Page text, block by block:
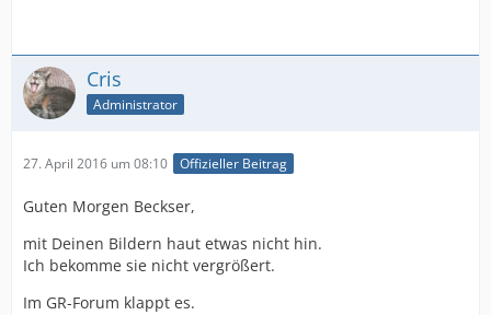
Cris
Administrator
27. April 2016 um 08:10 Offizieller Beitrag
Guten Morgen Beckser,
mit Deinen Bildern haut etwas nicht hin.
Ich bekomme sie nicht vergrößert.
Im GR-Forum klappt es.